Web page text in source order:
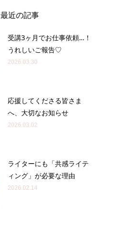
最近の記事
受講3ヶ月でお仕事依頼…！
うれしいご報告♡
2026.03.30
応援してくださる皆さま
へ、大切なお知らせ
2026.03.02
ライターにも「共感ライテ
ィング」が必要な理由
2026.02.14